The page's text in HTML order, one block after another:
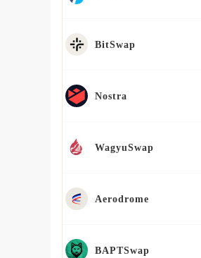
BitSwap
Nostra
WagyuSwap
Aerodrome
BAPTSwap